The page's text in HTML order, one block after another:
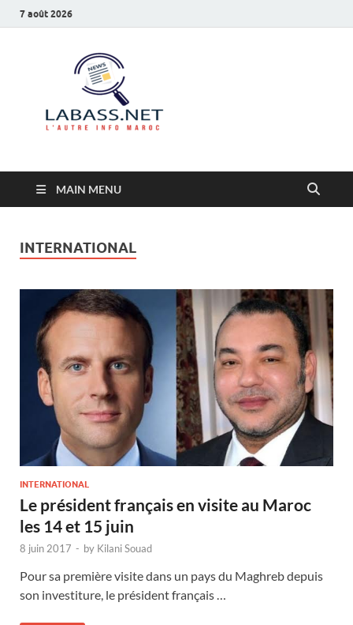
7 août 2026
MAIN MENU
INTERNATIONAL
INTERNATIONAL
Le président français en visite au Maroc
les 14 et 15 juin
8 juin 2017 - by Kilani Souad
Pour sa première visite dans un pays du Maghreb depuis
son investiture, le président français …